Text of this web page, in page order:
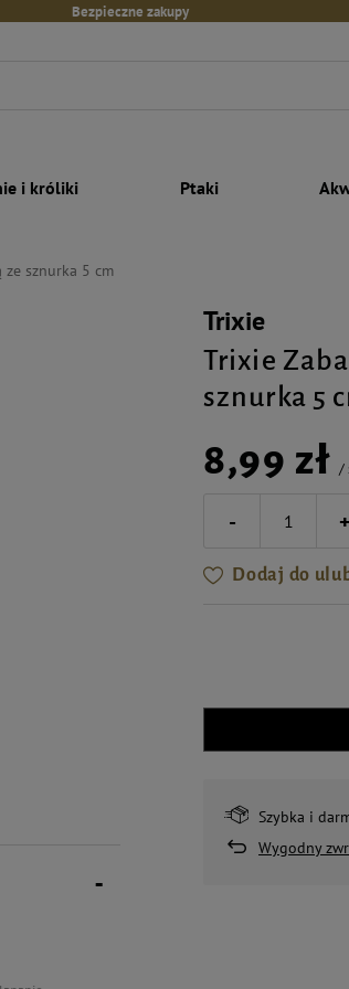
Bezpieczne zakupy
i króliki Ptaki
sznurka 5 cm
Trixie
Trixie
sznurka 5
8,99 zł /
-
Dodaj do
Szybka i
Wygodny